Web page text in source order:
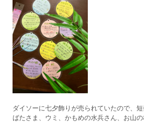
ダイソーに七夕飾りが売られていたので、
ばたさま、ウミ、かもめの水兵さん、お山の